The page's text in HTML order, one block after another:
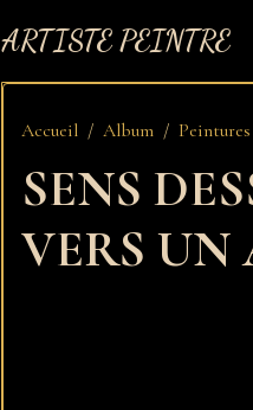
ARTISTE PEINTRE
Accueil Album Peintures
SENS
VERS UN